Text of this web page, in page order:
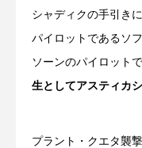
シャディクの手引き
パイロットであるソ
ソーンのパイロット
生としてアスティカ
プラント・クエタ襲